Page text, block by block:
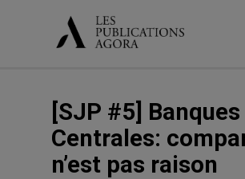
[SJP #5] Banques
Centrales:
n’est pas raison